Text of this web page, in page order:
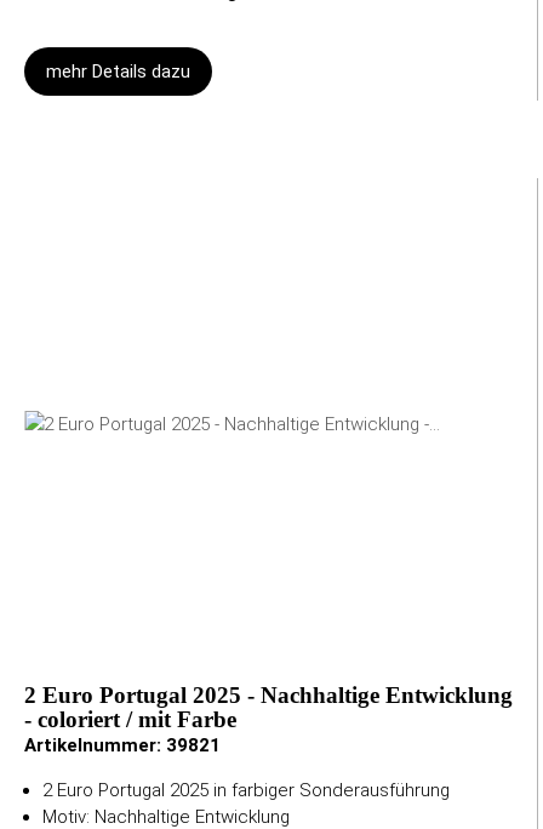
mehr Details dazu
2 Euro Portugal 2025 - Nachhaltige Entwicklung
- coloriert / mit Farbe
Artikelnummer: 39821
2 Euro Portugal 2025 in farbiger Sonderausführung
Motiv: Nachhaltige Entwicklung